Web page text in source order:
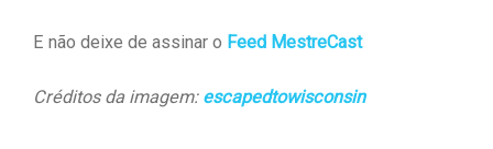
E não deixe de assinar o Feed MestreCast
Créditos da imagem: escapedtowisconsin